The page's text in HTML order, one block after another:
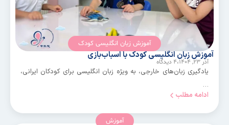
آموزش زبان انگلیسی کودک
آموزش زبان انگلیسی کودک با اسباب‌بازی
آذر ۲۳, ۱۴۰۴، ۴ دیدگاه
یادگیری زبان‌های خارجی، به ویژه زبان انگلیسی برای کودکان ایرانی،
…
ادامه مطلب
آموزش